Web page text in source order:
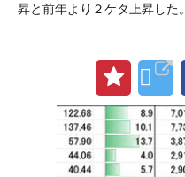
昇と前年より２ケタ上昇した。